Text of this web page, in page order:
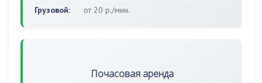
Грузовой:
от 20 р./мин.
Почасовая аренда